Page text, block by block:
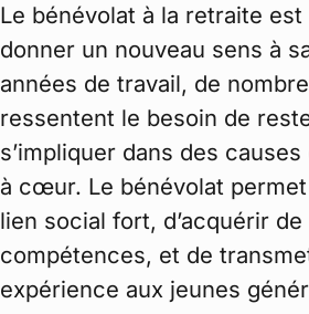
Le bénévolat à la retraite
donner un nouveau sens à
années de travail, de
ressentent le besoin de
s’impliquer dans des
à cœur. Le bénévolat
lien social fort, d’acquérir
compétences, et de
expérience aux jeunes